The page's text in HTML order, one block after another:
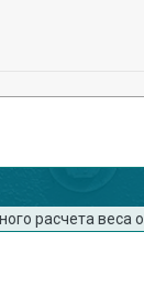
расчета веса